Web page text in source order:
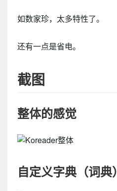
如数家珍，太多特性了。
还有一点是省电。
截图
整体的感觉
自定义字典（词典）